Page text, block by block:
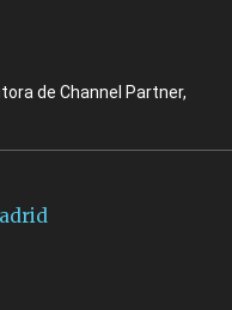
de Channel Partner,